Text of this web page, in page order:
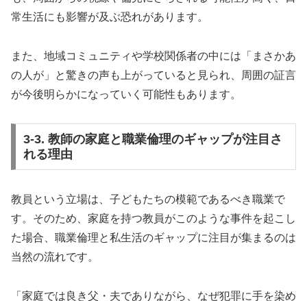
常生活にも影響が及ぶ恐れがあります。
また、地域コミュニティや学校関係者の中には「まさかあ
の人が」と驚きの声も上がっていると見られ、周囲の証言
が今後明らかになっていく可能性もあります。
3-3. 教師の家庭と職業倫理のギャップが注目さ
れる理由
教員という立場は、子どもたちの模範であるべき職業で
す。そのため、家庭を持つ教員がこのような事件を起こし
た場合、職業倫理と私生活のギャップに注目が集まるのは
当然の流れです。
「家庭では良き父・夫でありながら、なぜ犯罪に手を染め